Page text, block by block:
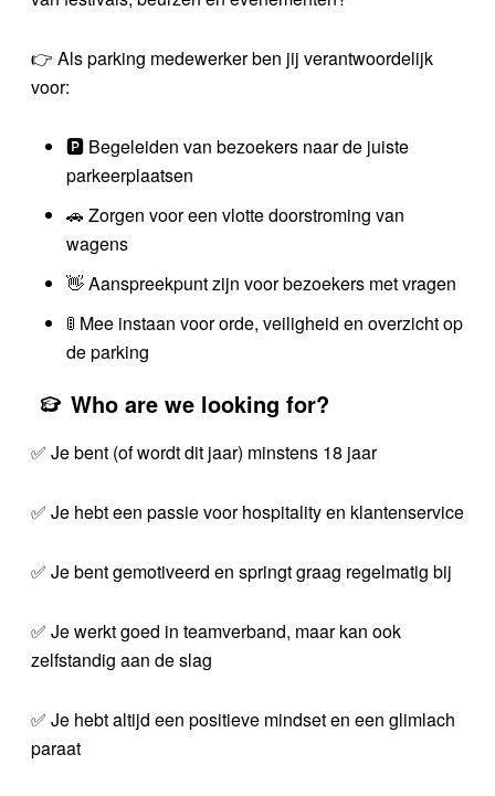
👉 Als parking medewerker ben jij verantwoordelijk
voor:
🅿️ Begeleiden van bezoekers naar de juiste
parkeerplaatsen
🚗 Zorgen voor een vlotte doorstroming van
wagens
👋 Aanspreekpunt zijn voor bezoekers met vragen
🚦 Mee instaan voor orde, veiligheid en overzicht op
de parking
Who are we looking for?
✅ Je bent (of wordt dit jaar) minstens 18 jaar
✅ Je hebt een passie voor hospitality en klantenservice
✅ Je bent gemotiveerd en springt graag regelmatig bij
✅ Je werkt goed in teamverband, maar kan ook
zelfstandig aan de slag
✅ Je hebt altijd een positieve mindset en een glimlach
paraat